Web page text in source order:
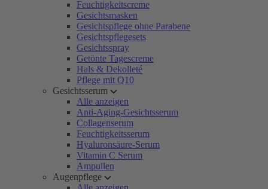
Feuchtigkeitscreme
Gesichtsmasken
Gesichtspflege ohne Parabene
Gesichtspflegesets
Gesichtsspray
Getönte Tagescreme
Hals & Dekolleté
Pflege mit Q10
Gesichtsserum
Alle anzeigen
Anti-Aging-Gesichtsserum
Collagenserum
Feuchtigkeitsserum
Hyaluronsäure-Serum
Vitamin C Serum
Ampullen
Augenpflege